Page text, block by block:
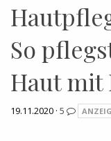
So
Haut mit
19.11.2020 · 5